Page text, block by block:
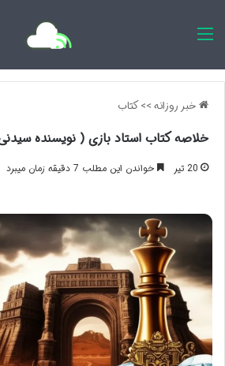
خبر روزانه>>کتاب
خلاصه کتاب استاد بازی ( نویسنده
20 تیر خواندن این مطلب 7 دقیقه زمان میبرد